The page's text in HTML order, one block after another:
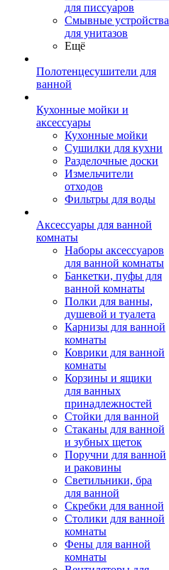
для писсуаров
Смывные устройства
для унитазов
Ещё
Полотенцесушители для
ванной
Кухонные мойки и
аксессуары
Кухонные мойки
Сушилки для кухни
Разделочные доски
Измельчители
отходов
Фильтры для воды
Аксессуары для ванной
комнаты
Наборы аксессуаров
для ванной комнаты
Банкетки, пуфы для
ванной комнаты
Полки для ванны,
душевой и туалета
Карнизы для ванной
комнаты
Коврики для ванной
комнаты
Корзины и ящики
для ванных
принадлежностей
Стойки для ванной
Стаканы для ванной
и зубных щеток
Поручни для ванной
и раковины
Светильники, бра
для ванной
Скребки для ванной
Столики для ванной
комнаты
Фены для ванной
комнаты